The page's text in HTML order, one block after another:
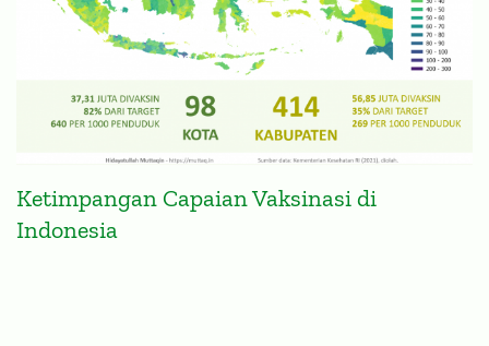
Ketimpangan Capaian Vaksinasi di
Indonesia